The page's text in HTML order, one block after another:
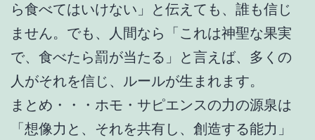
ら食べてはいけない」と伝えても、誰も信じ
ません。でも、人間なら「これは神聖な果実
で、食べたら罰が当たる」と言えば、多くの
人がそれを信じ、ルールが生まれます。
まとめ・・・ホモ・サピエンスの力の源泉は
「想像力と、それを共有し、創造する能力」